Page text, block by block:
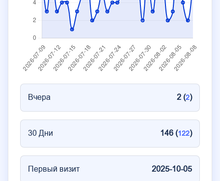
Вчера 2 (2)
30 Дни 146 (122)
Первый визит 2025-10-05